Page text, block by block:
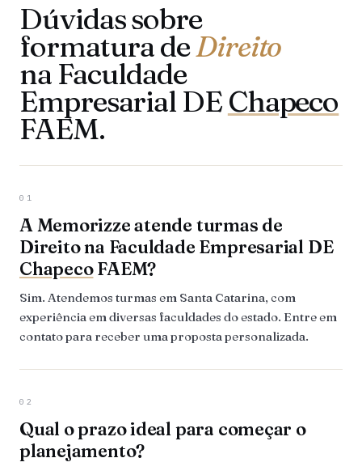
Dúvidas sobre
formatura deDireito
na Faculdade
Empresarial DE Chapeco
FAEM.
01
A Memorizze atende turmas de
Direito na Faculdade Empresarial DE
ChapecoFAEM?
Sim. Atendemos turmas em Santa Catarina, com
experiência em diversas faculdades do estado. Entre em
contato para receber uma proposta personalizada.
02
Qual o prazo ideal para começar o
planejamento?